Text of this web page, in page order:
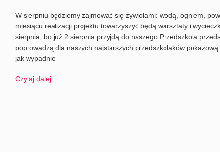
W sierpniu będziemy zajmować się żywiołami: wodą, ogniem,
miesiącu realizacji projektu towarzyszyć będą warsztaty i
sierpnia, bo już 2 sierpnia przyjdą do naszego Przedszkola
poprowadzą dla naszych najstarszych przedszkolaków
jak wypadnie
Czytaj dalej…